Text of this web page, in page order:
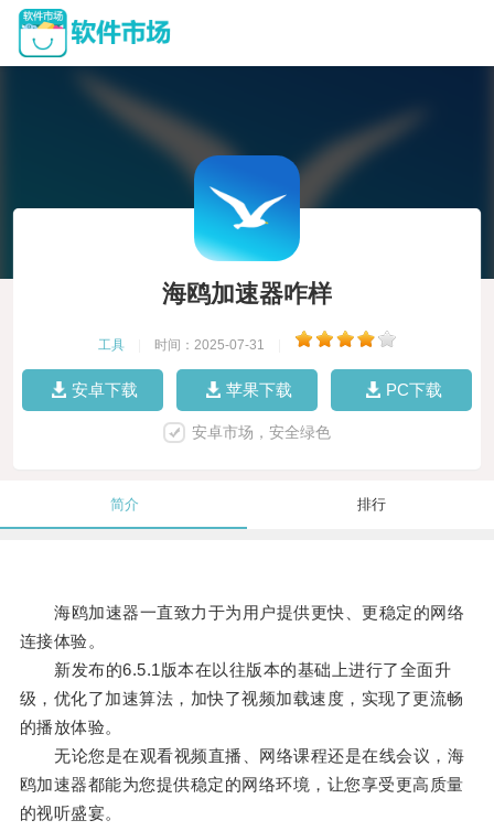
海鸥加速器咋样
工具 时间：2025-07-31
安卓下载 苹果下载 PC下载
安卓市场，安全绿色
简介 排行
海鸥加速器一直致力于为用户提供更快、更稳定的网络
连接体验。
新发布的6.5.1版本在以往版本的基础上进行了全面升
级，优化了加速算法，加快了视频加载速度，实现了更流畅
的播放体验。
无论您是在观看视频直播、网络课程还是在线会议，海
鸥加速器都能为您提供稳定的网络环境，让您享受更高质量
的视听盛宴。